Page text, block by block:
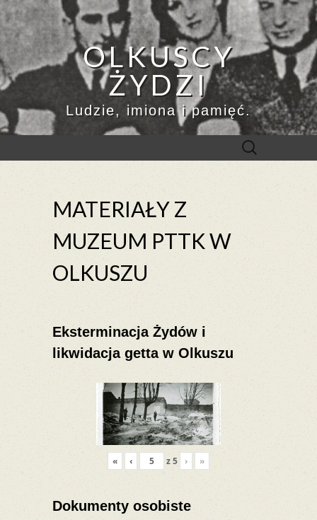
OLKUSCY
ŻYDZI
Ludzie, imiona i pamięć.
Szukaj:
MATERIAŁY Z
MUZEUM PTTK W
OLKUSZU
Eksterminacja Żydów i
likwidacja getta w Olkuszu
« ‹ z5 › »
Dokumenty osobiste